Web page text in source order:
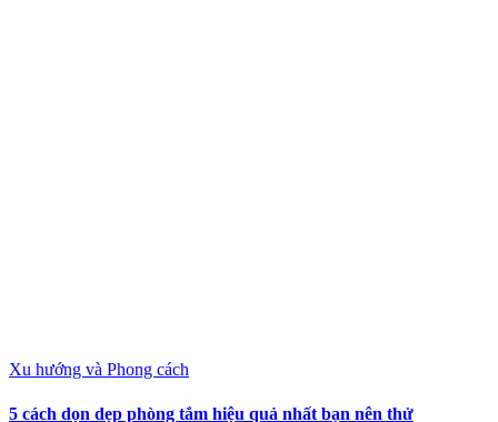
Xu hướng và Phong cách
5 cách dọn dẹp phòng tắm hiệu quả nhất bạn nên thử